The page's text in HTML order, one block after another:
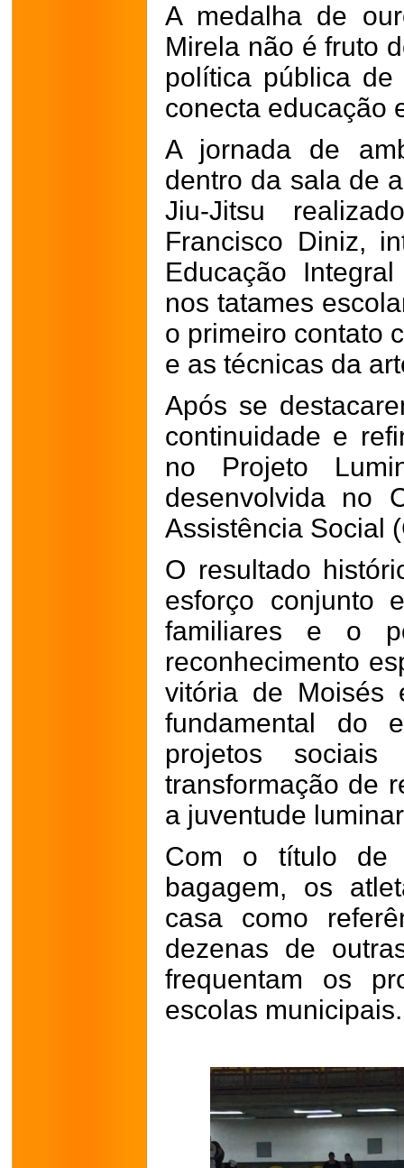
A medalha de
Mirela não é fruto
política pública
conecta educação
A jornada de
dentro da sala de
Jiu-Jitsu
Francisco Diniz,
Educação
nos tatames
o primeiro contato
e as técnicas da
Após se
continuidade e
no Projeto
desenvolvida no
Assistência Social
O resultado
esforço conjunto
familiares e o
reconhecimento
vitória de Moisés
fundamental do
projetos
transformação de
a juventude
Com o título de
bagagem, os
casa como
dezenas de
frequentam os
escolas municipais.